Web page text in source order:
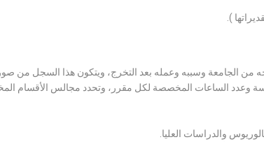
).
الجامعة وسببه وعمله بعد التخرج، ويتكون هذا السجل من
وعدد الساعات المخصصة لكل مقرر، وتحدد مجالس
والدراسات العليا.